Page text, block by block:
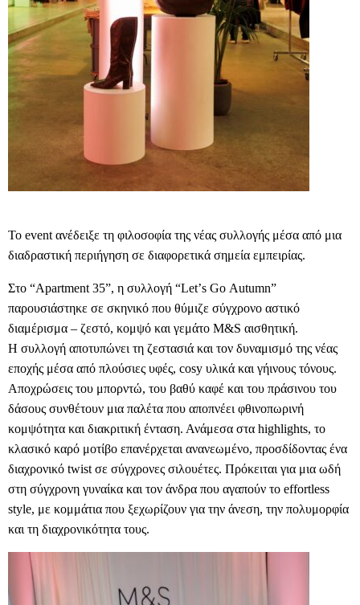
Το event ανέδειξε τη φιλοσοφία της νέας συλλογής μέσα από μια
διαδραστική περιήγηση σε διαφορετικά σημεία εμπειρίας.
Στο “Apartment 35”, η συλλογή “Let’s Go Autumn”
παρουσιάστηκε σε σκηνικό που θύμιζε σύγχρονο αστικό
διαμέρισμα – ζεστό, κομψό και γεμάτο M&S αισθητική.
Η συλλογή αποτυπώνει τη ζεστασιά και τον δυναμισμό της νέας
εποχής μέσα από πλούσιες υφές, cosy υλικά και γήινους τόνους.
Αποχρώσεις του μπορντώ, του βαθύ καφέ και του πράσινου του
δάσους συνθέτουν μια παλέτα που αποπνέει φθινοπωρινή
κομψότητα και διακριτική ένταση. Ανάμεσα στα highlights, το
κλασικό καρό μοτίβο επανέρχεται ανανεωμένο, προσδίδοντας ένα
διαχρονικό twist σε σύγχρονες σιλουέτες. Πρόκειται για μια ωδή
στη σύγχρονη γυναίκα και τον άνδρα που αγαπούν το effortless
style, με κομμάτια που ξεχωρίζουν για την άνεση, την πολυμορφία
και τη διαχρονικότητα τους.